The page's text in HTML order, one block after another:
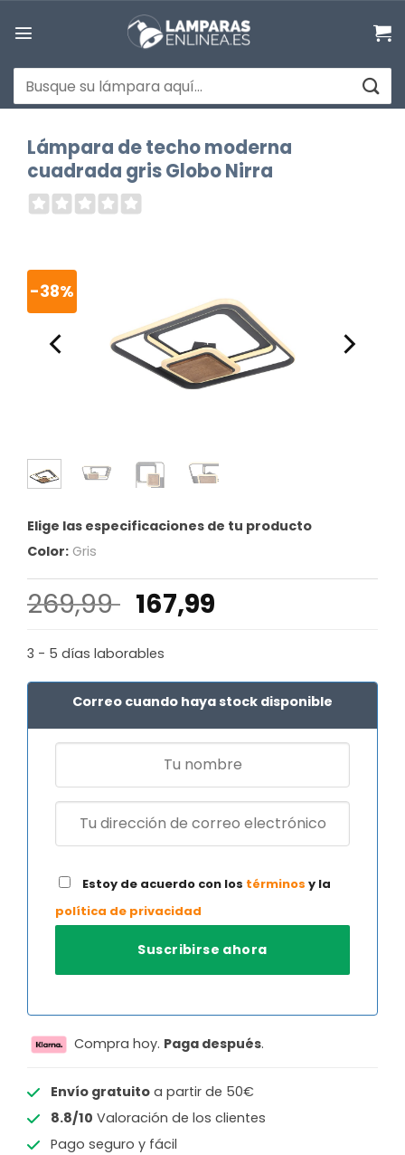
Buscar
por:
Lámpara de techo moderna
cuadrada gris Globo Nirra
-38%
Elige las especificaciones de tu producto
Color: Gris
269,99 El
precio
original
era:
269,99 €.
167,99
es:
167,99 €.
3 - 5 días laborables
Correo cuando haya stock disponible
Estoy de acuerdo con los términos y la
política de privacidad
Compra hoy. Paga después.
Envío gratuitoa partir de 50€
8.8/10 Valoración de los clientes
Pago seguro y fácil